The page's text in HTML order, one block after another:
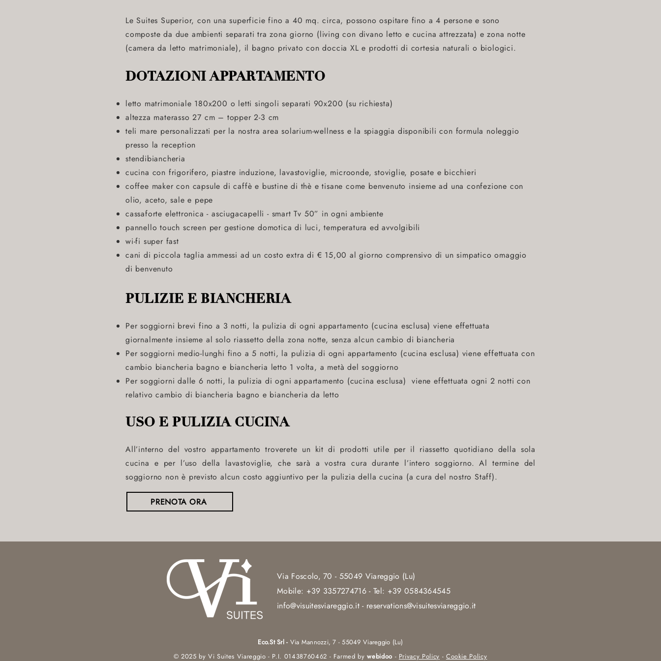
Le Suites Superior, con una superficie fino a 40 mq. circa, possono ospitare fino a 4 persone e sono
composte da due ambienti separati tra zona giorno (living con divano letto e cucina attrezzata) e zona notte
(camera da letto matrimoniale), il bagno privato con doccia XL e prodotti di cortesia naturali o biologici.
DOTAZIONI APPARTAMENTO
letto matrimoniale 180x200 o letti singoli separati 90x200 (su richiesta)
altezza materasso 27 cm – topper 2-3 cm
teli mare personalizzati per la nostra area solarium-wellness e la spiaggia disponibili con formula noleggio
presso la reception
stendibiancheria
cucina con frigorifero, piastre induzione, lavastoviglie, microonde, stoviglie, posate e bicchieri
coffee maker con capsule di caffè e bustine di thè e tisane come benvenuto insieme ad una confezione con
olio, aceto, sale e pepe
cassaforte elettronica - asciugacapelli - smart Tv 50” in ogni ambiente
pannello touch screen per gestione domotica di luci, temperatura ed avvolgibili
wi-fi super fast
cani di piccola taglia ammessi ad un costo extra di € 15,00 al giorno comprensivo di un simpatico omaggio
di benvenuto
PULIZIE E BIANCHERIA
Per soggiorni brevi fino a 3 notti, la pulizia di ogni appartamento (cucina esclusa) viene effettuata
giornalmente insieme al solo riassetto della zona notte, senza alcun cambio di biancheria
Per soggiorni medio-lunghi fino a 5 notti, la pulizia di ogni appartamento (cucina esclusa) viene effettuata con
cambio biancheria bagno e biancheria letto 1 volta, a metà del soggiorno
Per soggiorni dalle 6 notti, la pulizia di ogni appartamento (cucina esclusa) viene effettuata ogni 2 notti con
relativo cambio di biancheria bagno e biancheria da letto
USO E PULIZIA CUCINA
All’interno del vostro appartamento troverete un kit di prodotti utile per il riassetto quotidiano della sola
cucina e per l’uso della lavastoviglie, che sarà a vostra cura durante l’intero soggiorno. Al termine del
soggiorno non è previsto alcun costo aggiuntivo per la pulizia della cucina (a cura del nostro Staff).
PRENOTA ORA
Via Foscolo, 70 - 55049 Viareggio (Lu)
Mobile: +39 3357274716 - Tel: +39 0584364545
info@visuitesviareggio.it - reservations@visuitesviareggio.it
Eco.St Srl - Via Mannozzi, 7 - 55049 Viareggio (Lu)
© 2025 by Vi Suites Viareggio - P.I. 01438760462 - Farmed bywebidoo - Privacy Policy - Cookie Policy